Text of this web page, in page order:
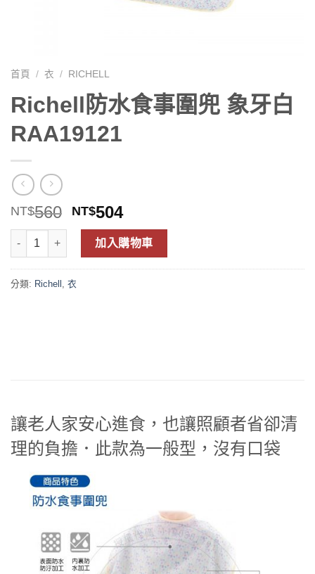
首頁 / 衣 / RICHELL
Richell防水食事圍兜 象牙白
RAA19121
NT$560 NT$504
加入購物車
分類: Richell , 衣
讓老人家安心進食，也讓照顧者省卻清
理的負擔．此款為一般型，沒有口袋